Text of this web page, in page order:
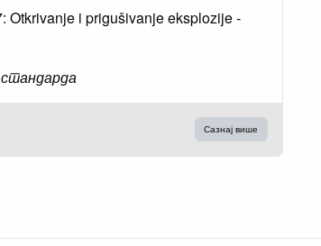
Otkrivanje i prigušivanje eksplozije -
Сазнај више